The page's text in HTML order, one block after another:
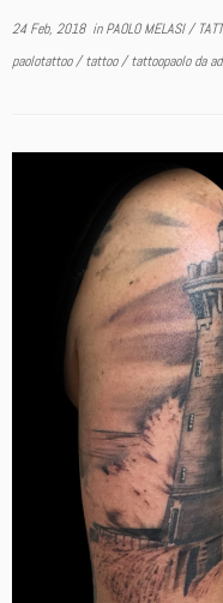
24 Feb, 2018inPAOLO MELASI/
paolotattoo/tattoo/tattoopaoloda